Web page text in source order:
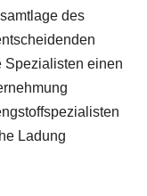
des
Spezialisten einen
Ladung